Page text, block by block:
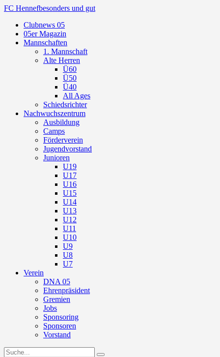
FC Hennefbesonders und gut
Clubnews 05
05er Magazin
Mannschaften
1. Mannschaft
Alte Herren
Ü60
Ü50
Ü40
All Ages
Schiedsrichter
Nachwuchszentrum
Ausbildung
Camps
Förderverein
Jugendvorstand
Junioren
U19
U17
U16
U15
U14
U13
U12
U11
U10
U9
U8
U7
Verein
DNA 05
Ehrenpräsident
Gremien
Jobs
Sponsoring
Sponsoren
Vorstand